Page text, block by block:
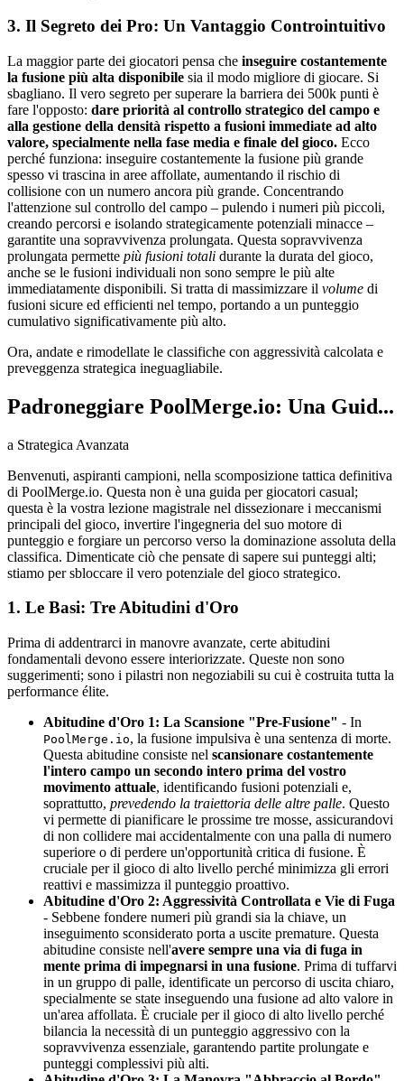
3. Il Segreto dei Pro: Un Vantaggio Controintuitivo
La maggior parte dei giocatori pensa che inseguire costantemente
la fusione più alta disponibile sia il modo migliore di giocare. Si
sbagliano. Il vero segreto per superare la barriera dei 500k punti è
fare l'opposto: dare priorità al controllo strategico del campo e
alla gestione della densità rispetto a fusioni immediate ad alto
valore, specialmente nella fase media e finale del gioco. Ecco
perché funziona: inseguire costantemente la fusione più grande
spesso vi trascina in aree affollate, aumentando il rischio di
collisione con un numero ancora più grande. Concentrando
l'attenzione sul controllo del campo – pulendo i numeri più piccoli,
creando percorsi e isolando strategicamente potenziali minacce –
garantite una sopravvivenza prolungata. Questa sopravvivenza
prolungata permette più fusioni totali durante la durata del gioco,
anche se le fusioni individuali non sono sempre le più alte
immediatamente disponibili. Si tratta di massimizzare il volume di
fusioni sicure ed efficienti nel tempo, portando a un punteggio
cumulativo significativamente più alto.
Ora, andate e rimodellate le classifiche con aggressività calcolata e
preveggenza strategica ineguagliabile.
Padroneggiare PoolMerge.io: Una Guid...
a Strategica Avanzata
Benvenuti, aspiranti campioni, nella scomposizione tattica definitiva
di PoolMerge.io. Questa non è una guida per giocatori casual;
questa è la vostra lezione magistrale nel dissezionare i meccanismi
principali del gioco, invertire l'ingegneria del suo motore di
punteggio e forgiare un percorso verso la dominazione assoluta della
classifica. Dimenticate ciò che pensate di sapere sui punteggi alti;
stiamo per sbloccare il vero potenziale del gioco strategico.
1. Le Basi: Tre Abitudini d'Oro
Prima di addentrarci in manovre avanzate, certe abitudini
fondamentali devono essere interiorizzate. Queste non sono
suggerimenti; sono i pilastri non negoziabili su cui è costruita tutta la
performance élite.
Abitudine d'Oro 1: La Scansione "Pre-Fusione" - In
PoolMerge.io, la fusione impulsiva è una sentenza di morte.
Questa abitudine consiste nel scansionare costantemente
l'intero campo un secondo intero prima del vostro
movimento attuale, identificando fusioni potenziali e,
soprattutto, prevedendo la traiettoria delle altre palle. Questo
vi permette di pianificare le prossime tre mosse, assicurandovi
di non collidere mai accidentalmente con una palla di numero
superiore o di perdere un'opportunità critica di fusione. È
cruciale per il gioco di alto livello perché minimizza gli errori
reattivi e massimizza il punteggio proattivo.
Abitudine d'Oro 2: Aggressività Controllata e Vie di Fuga
- Sebbene fondere numeri più grandi sia la chiave, un
inseguimento sconsiderato porta a uscite premature. Questa
abitudine consiste nell'avere sempre una via di fuga in
mente prima di impegnarsi in una fusione. Prima di tuffarvi
in un gruppo di palle, identificate un percorso di uscita chiaro,
specialmente se state inseguendo una fusione ad alto valore in
un'area affollata. È cruciale per il gioco di alto livello perché
bilancia la necessità di un punteggio aggressivo con la
sopravvivenza essenziale, garantendo partite prolungate e
punteggi complessivi più alti.